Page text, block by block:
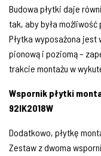
Budowa płytki daje
tak, aby była
Płytka wyposażona
pionową i poziomą –
trakcie montażu w
Wspornik płytki
92IK2018W
Dodatkowo, płytkę
Zestaw z dwoma